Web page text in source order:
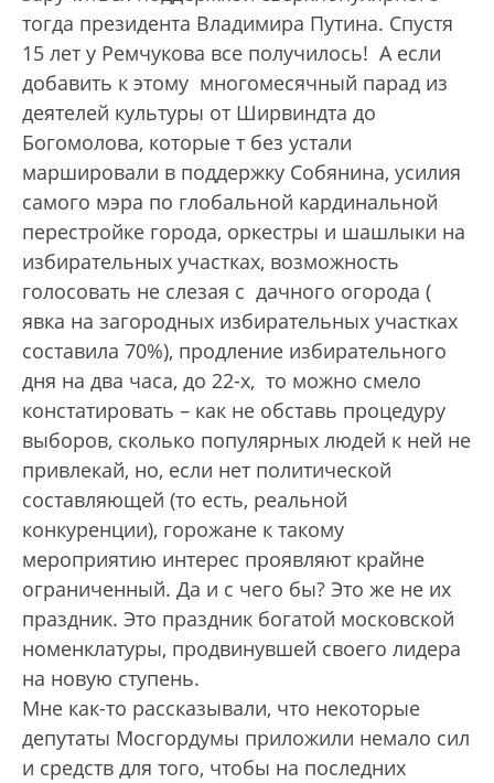
тогда президента Владимира Путина. Спустя
15 лет у Ремчукова все получилось! А если
добавить к этому многомесячный парад из
деятелей культуры от Ширвиндта до
Богомолова, которые т без устали
маршировали в поддержку Собянина, усилия
самого мэра по глобальной кардинальной
перестройке города, оркестры и шашлыки на
избирательных участках, возможность
голосовать не слезая с дачного огорода (
явка на загородных избирательных участках
составила 70%), продление избирательного
дня на два часа, до 22-х, то можно смело
констатировать – как не обставь процедуру
выборов, сколько популярных людей к ней не
привлекай, но, если нет политической
составляющей (то есть, реальной
конкуренции), горожане к такому
мероприятию интерес проявляют крайне
ограниченный. Да и с чего бы? Это же не их
праздник. Это праздник богатой московской
номенклатуры, продвинувшей своего лидера
на новую ступень.
Мне как-то рассказывали, что некоторые
депутаты Мосгордумы приложили немало сил
и средств для того, чтобы на последних